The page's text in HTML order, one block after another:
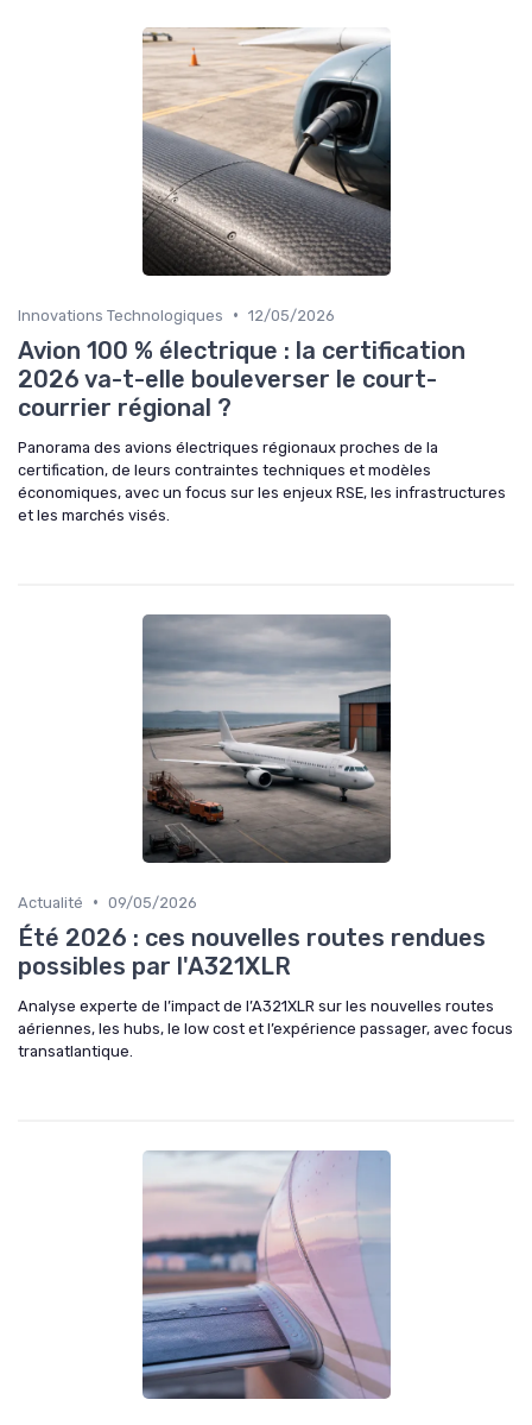
Innovations Technologiques • 12/05/2026
Avion 100 % électrique : la certification
2026 va-t-elle bouleverser le court-
courrier régional ?
Panorama des avions électriques régionaux proches de la
certification, de leurs contraintes techniques et modèles
économiques, avec un focus sur les enjeux RSE, les infrastructures
et les marchés visés.
Actualité • 09/05/2026
Été 2026 : ces nouvelles routes rendues
possibles par l'A321XLR
Analyse experte de l’impact de l’A321XLR sur les nouvelles routes
aériennes, les hubs, le low cost et l’expérience passager, avec focus
transatlantique.